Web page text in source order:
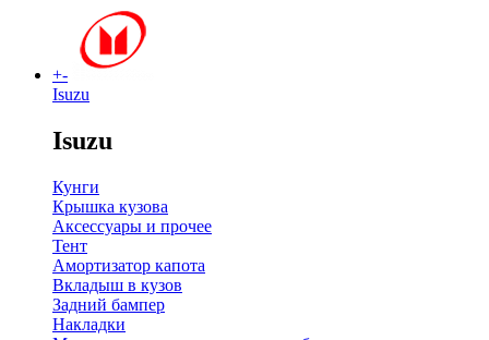
+-
Isuzu
Isuzu
Кунги
Крышка кузова
Аксессуары и прочее
Тент
Амортизатор капота
Вкладыш в кузов
Задний бампер
Накладки